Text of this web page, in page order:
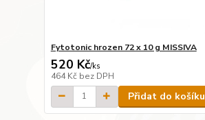
Fytotonic hrozen 72 x 10 g MISSIVA
520 Kč/ks
464 Kč bez DPH
Přidat do košíku